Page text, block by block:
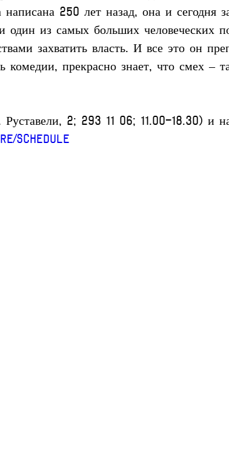
250 лет назад, она и сегодня
один из самых больших человеческих
захватить власть. И все это он
комедии, прекрасно знает, что смех –
Руставели, 2; 293 11 06; 11.00-18.30) и
Schedule